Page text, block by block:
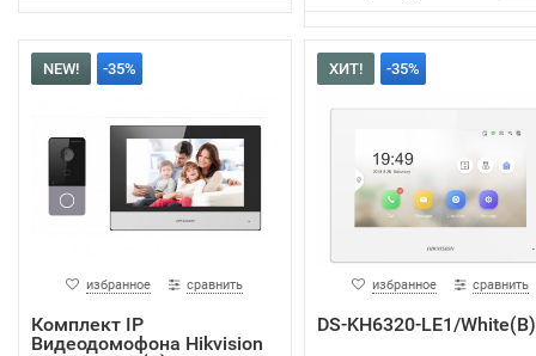
NEW! -35%
избранное сравнить
Комплект IP
Видеодомофона Hikvision
ХИТ! -35%
избранное сравнить
DS-KH6320-LE1/White(B)